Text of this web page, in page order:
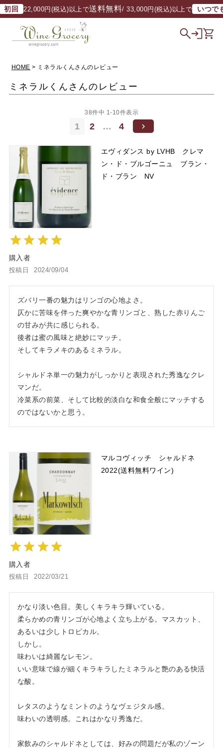
22,000円(税込)以上で送料無料/ 33,000円(税込)以上で いつでも 送
HOME ミネラルくんさんのレビュー
ミネラルくんさんのレビュー
38件中 1-10件表示
1 2 … 4
エヴィダンス by LVHB クレマ
ン・ド・ブルゴーニュ ブラン・
ド・ブラン NV
購入者
投稿日 2024/09/04
ズバリ一番の魅力はリンゴの心地よさ。
仄かに苦味を伴った爽やかな青リンゴと、熟した赤りんご
の甘みが共に感じられる。
後者は蜜の風味と絶妙にマッチ。
そしてキラメキのあるミネラル。
シャルドネ単一の魅力がしっかりと表現された秀逸なクレ
マンだ。
冷菜系の前菜、そして比較的淡白な和食全般にマッチする
のではないかと思う。
マルコヴィッチ シャルドネ
2022(送料無料ワイン)
購入者
投稿日 2022/03/21
かなり淡い色目。美しくキラキラ輝いている。
柔らかめの青リンゴが心地よく立ち上がる。マスカット、
あるいは少しトロピカル。
しかし。
味わいは綺麗なレモン。
いい意味で線が細くキラキラしたミネラルと艶のある快活
な酸。
レタスのようなミントのようなヴェジタル感。
味わいの透明感。これはかなり秀逸だ。
家飲みのシャルドネとしては、好みの問題だが私のゾーン